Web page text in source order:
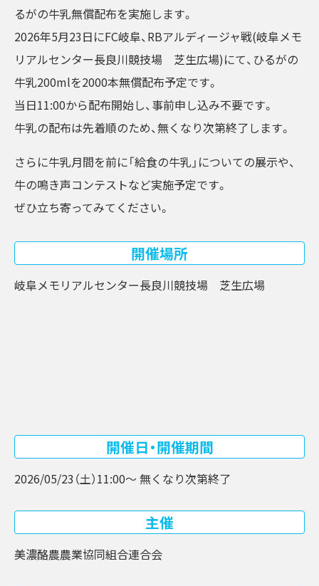
るがの牛乳無償配布を実施します。
2026年5月23日にFC岐阜、RBアルディージャ戦(岐阜メモ
リアルセンター長良川競技場 芝生広場)にて、ひるがの
牛乳200mlを2000本無償配布予定です。
当日11:00から配布開始し、事前申し込み不要です。
牛乳の配布は先着順のため、無くなり次第終了します。
さらに牛乳月間を前に「給食の牛乳」についての展示や、
牛の鳴き声コンテストなど実施予定です。
ぜひ立ち寄ってみてください。
開催場所
岐阜メモリアルセンター長良川競技場 芝生広場
開催日・開催期間
2026/05/23（土）11:00〜 無くなり次第終了
主催
美濃酪農農業協同組合連合会